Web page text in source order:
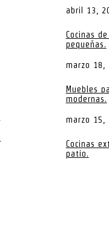
abril 13,
Cocinas
pequeñas.
marzo 18,
Muebles
modernas.
marzo 15,
Cocinas
patio.